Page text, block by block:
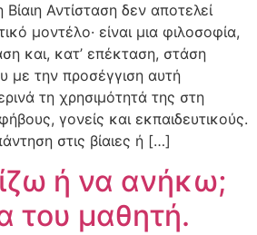
Αντίσταση δεν αποτελεί
μοντέλο· είναι μια φιλοσοφία,
και, κατ’ επέκταση, στάση
με την προσέγγιση αυτή
τη χρησιμότητά της στη
γονείς και εκπαιδευτικούς.
στις βίαιες ή […]
ή να ανήκω;
του μαθητή.